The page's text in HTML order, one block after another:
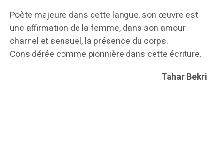
Poète majeure dans cette langue, son œuvre est
une affirmation de la femme, dans son amour
charnel et sensuel, la présence du corps.
Considérée comme pionnière dans cette écriture.
Tahar Bekri